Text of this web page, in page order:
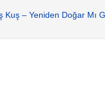
Kuş – Yeniden Doğar Mı